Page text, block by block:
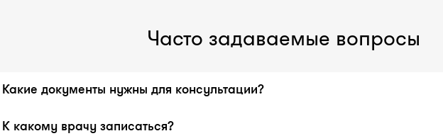
Часто задаваемые вопросы
Какие документы нужны для консультации?
хирургическими операциями, сведения о сопутствующих заболеваниях, перечень
К какому врачу записаться?